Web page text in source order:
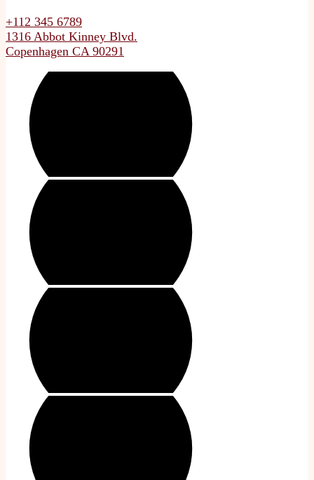
+112 345 6789
1316 Abbot Kinney Blvd.
Copenhagen CA 90291